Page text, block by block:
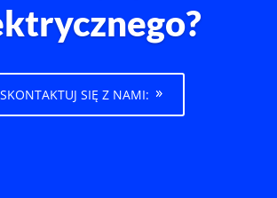
SKONTAKTUJ SIĘ Z NAMI: